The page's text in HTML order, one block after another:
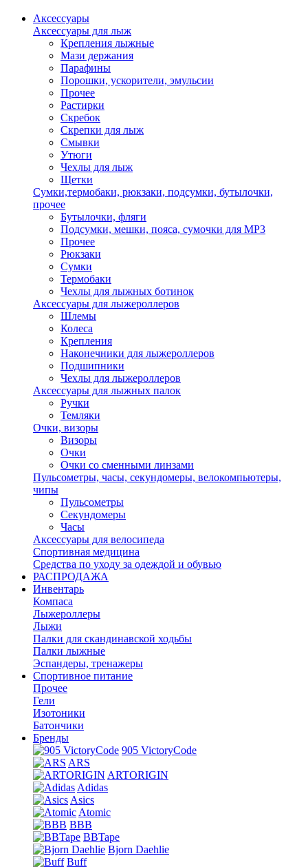
Аксессуары
Аксессуары для лыж
Крепления лыжные
Мази держания
Парафины
Порошки, ускорители, эмульсии
Прочее
Растирки
Скребок
Скрепки для лыж
Смывки
Утюги
Чехлы для лыж
Щетки
Сумки,термобаки, рюкзаки, подсумки, бутылочки,
прочее
Бутылочки, фляги
Подсумки, мешки, пояса, сумочки для MP3
Прочее
Рюкзаки
Сумки
Термобаки
Чехлы для лыжных ботинок
Аксессуары для лыжероллеров
Шлемы
Колеса
Крепления
Наконечники для лыжероллеров
Подшипники
Чехлы для лыжероллеров
Аксессуары для лыжных палок
Ручки
Темляки
Очки, визоры
Визоры
Очки
Очки со сменными линзами
Пульсометры, часы, секундомеры, велокомпьютеры,
чипы
Пульсометры
Секундомеры
Часы
Аксессуары для велосипеда
Спортивная медицина
Средства по уходу за одеждой и обувью
РАСПРОДАЖА
Инвентарь
Компаса
Лыжероллеры
Лыжи
Палки для скандинавской ходьбы
Палки лыжные
Эспандеры, тренажеры
Спортивное питание
Прочее
Гели
Изотоники
Батончики
Бренды
905 VictoryCode
ARS
ARTORIGIN
Adidas
Asics
Atomic
BBB
BBTape
Bjorn Daehlie
Buff